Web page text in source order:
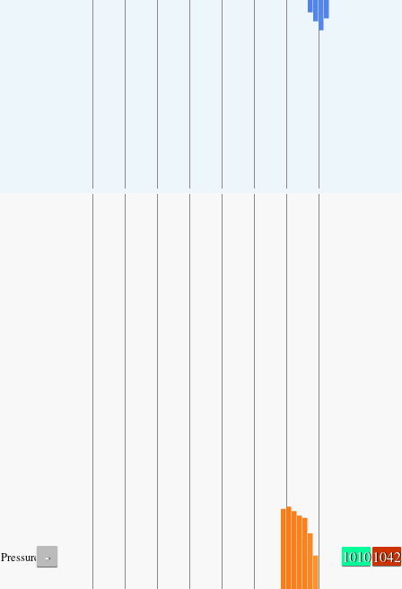
Pressure - 10101042